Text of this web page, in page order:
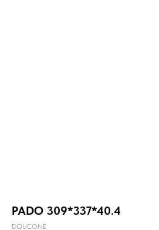
PADO 309*337*40.4
DOUCONE